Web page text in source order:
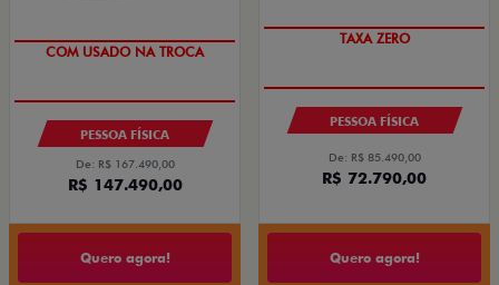
OPORTUNIDADE
PESSOA FÍSICA
De: R$ 167.490,00
R$ 147.490,00
Quero agora!
PREÇO IMPERDÍVEL
PESSOA FÍSICA
De: R$ 85.490,00
R$ 72.790,00
Quero agora!